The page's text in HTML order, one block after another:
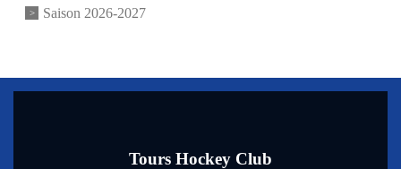
Saison 2026-2027
Tours Hockey Club